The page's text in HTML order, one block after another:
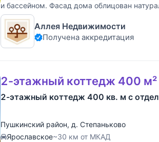
и бассейном. Фасад дома облицован
интерьер дома выдержан в стиле
тонах. Дом меблирован. Установлена
Аллея Недвижимости
Получена аккредитация
2-этажный коттедж 400 м²
2-этажный коттедж 400 кв. м с
Пушкинский район, д. Степаньково
Ярославское~30 км от МКАД